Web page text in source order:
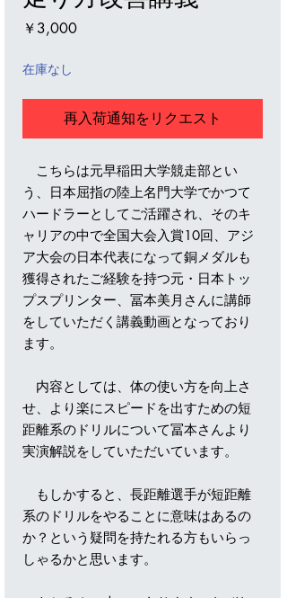
￥3,000価
在庫なし
再入荷通知をリクエスト
こちらは元早稲田大学競走部とい
う、日本屈指の陸上名門大学でかつて
ハードラーとしてご活躍され、そのキ
ャリアの中で全国大会入賞10回、アジ
ア大会の日本代表になって銅メダルも
獲得されたご経験を持つ元・日本トッ
プスプリンター、冨本美月さんに講師
をしていただく講義動画となっており
ます。
内容としては、体の使い方を向上さ
せ、より楽にスピードを出すための短
距離系のドリルについて冨本さんより
実演解説をしていただいています。
もしかすると、長距離選手が短距離
系のドリルをやることに意味はあるの
か？という疑問を持たれる方もいらっ
しゃるかと思います。